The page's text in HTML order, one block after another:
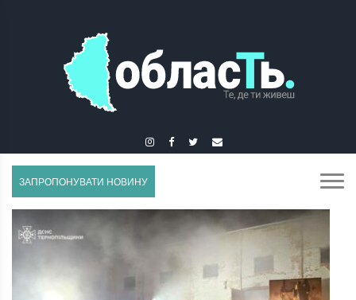
ЗАПРОПОНУВАТИ НОВИНУ